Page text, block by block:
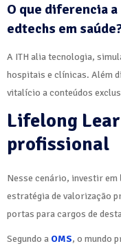
O que diferencia
edtechs em
A ITH alia tecnologia,
hospitais e clínicas. Além
vitalício a conteúdos
Lifelong
profissional
Nesse cenário, investir em
estratégia de valorização
portas para cargos de
Segundo a OMS, o mundo